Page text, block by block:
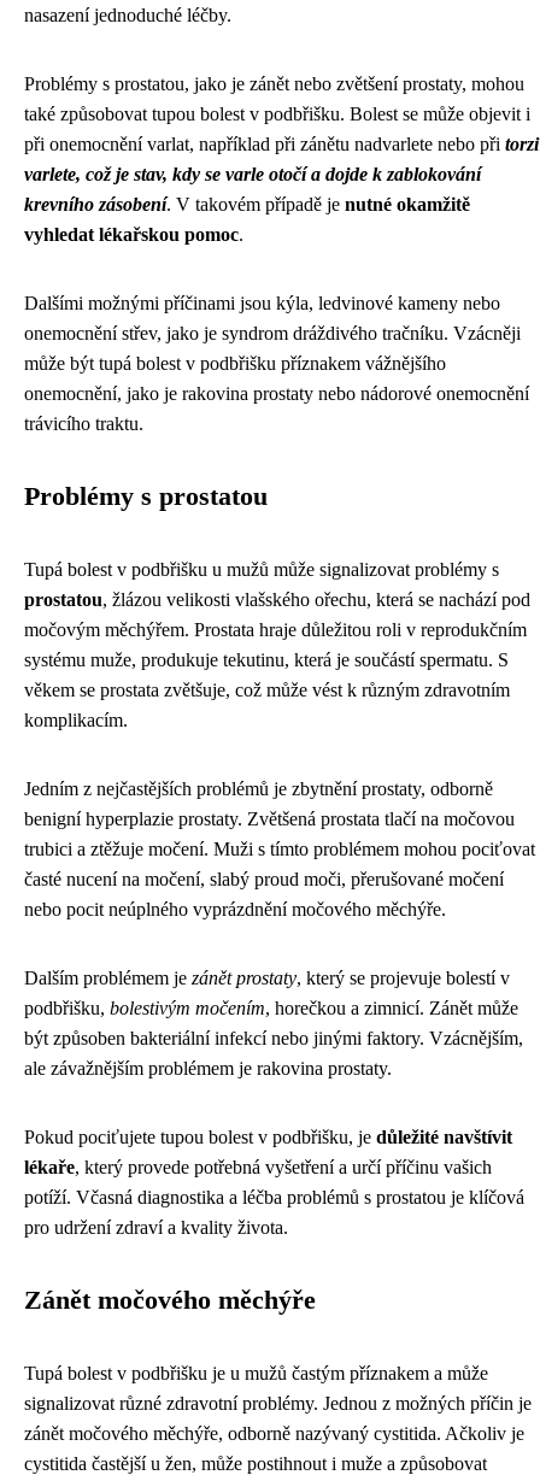
nasazení jednoduché léčby.
Problémy s prostatou, jako je zánět nebo zvětšení prostaty, mohou
také způsobovat tupou bolest v podbřišku. Bolest se může objevit i
při onemocnění varlat, například při zánětu nadvarlete nebo při torzi
varlete, což je stav, kdy se varle otočí a dojde k zablokování
krevního zásobení. V takovém případě je nutné okamžitě
vyhledat lékařskou pomoc.
Dalšími možnými příčinami jsou kýla, ledvinové kameny nebo
onemocnění střev, jako je syndrom dráždivého tračníku. Vzácněji
může být tupá bolest v podbřišku příznakem vážnějšího
onemocnění, jako je rakovina prostaty nebo nádorové onemocnění
trávicího traktu.
Problémy s prostatou
Tupá bolest v podbřišku u mužů může signalizovat problémy s
prostatou, žlázou velikosti vlašského ořechu, která se nachází pod
močovým měchýřem. Prostata hraje důležitou roli v reprodukčním
systému muže, produkuje tekutinu, která je součástí spermatu. S
věkem se prostata zvětšuje, což může vést k různým zdravotním
komplikacím.
Jedním z nejčastějších problémů je zbytnění prostaty, odborně
benigní hyperplazie prostaty. Zvětšená prostata tlačí na močovou
trubici a ztěžuje močení. Muži s tímto problémem mohou pociťovat
časté nucení na močení, slabý proud moči, přerušované močení
nebo pocit neúplného vyprázdnění močového měchýře.
Dalším problémem je zánět prostaty, který se projevuje bolestí v
podbřišku, bolestivým močením, horečkou a zimnicí. Zánět může
být způsoben bakteriální infekcí nebo jinými faktory. Vzácnějším,
ale závažnějším problémem je rakovina prostaty.
Pokud pociťujete tupou bolest v podbřišku, je důležité navštívit
lékaře, který provede potřebná vyšetření a určí příčinu vašich
potíží. Včasná diagnostika a léčba problémů s prostatou je klíčová
pro udržení zdraví a kvality života.
Zánět močového měchýře
Tupá bolest v podbřišku je u mužů častým příznakem a může
signalizovat různé zdravotní problémy. Jednou z možných příčin je
zánět močového měchýře, odborně nazývaný cystitida. Ačkoliv je
cystitida častější u žen, může postihnout i muže a způsobovat